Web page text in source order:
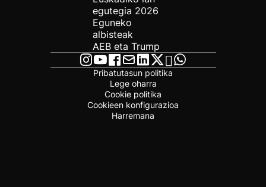
egutegia 2026
Eguneko
albisteak
AEB eta Trump
Pribatutasun politika
Lege oharra
Cookie politika
Cookieen konfigurazioa
Harremana